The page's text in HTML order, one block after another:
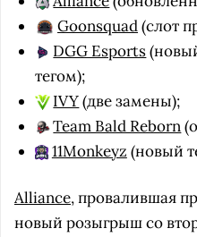
Goonsquad(слот
DGG Esports
тегом);
IVY(две замены);
Team Bald Reborn
11Monkeyz (новый
Alliance, провалившая
новый розыгрыш со